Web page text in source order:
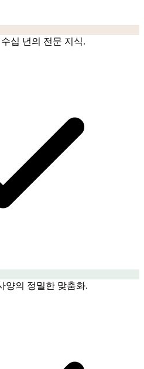
십 년의 전문 지식.
양의 정밀한 맞춤화.